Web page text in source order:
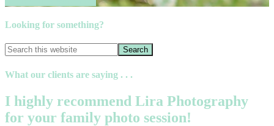
Looking for something?
What our clients are saying . . .
I highly recommend Lira Photography
for your family photo session!